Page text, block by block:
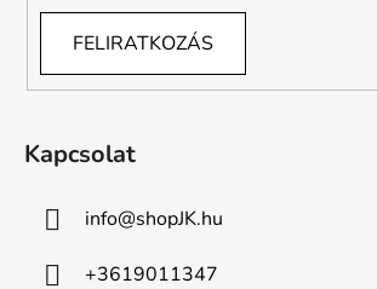
FELIRATKOZÁS
Kapcsolat
info@shopJK.hu
+3619011347